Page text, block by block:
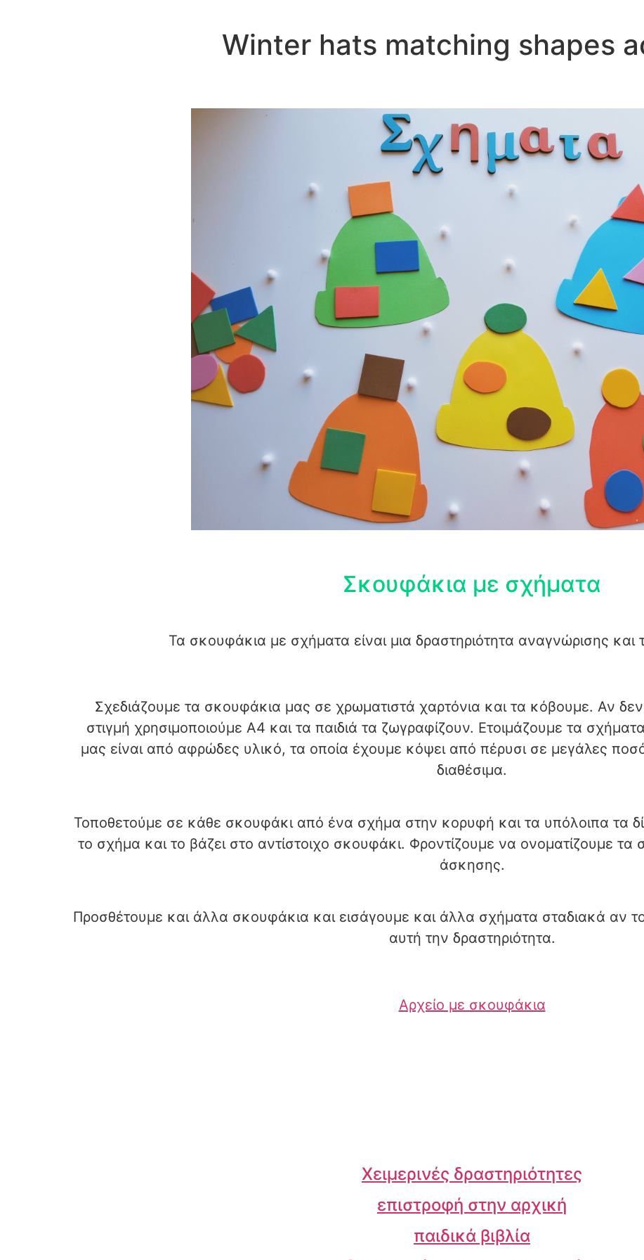
Winter hats matching shapes
Σκουφάκια με σχήματα
Τα σκουφάκια με σχήματα είναι μια δραστηριότητα αναγνώρισης και
Σχεδιάζουμε τα σκουφάκια μας σε χρωματιστά χαρτόνια και τα κόβουμε. Αν
στιγμή χρησιμοποιούμε Α4 και τα παιδιά τα ζωγραφίζουν. Ετοιμάζουμε τα
μας είναι από αφρώδες υλικό, τα οποία έχουμε κόψει από πέρυσι σε μεγάλες
διαθέσιμα.
Τοποθετούμε σε κάθε σκουφάκι από ένα σχήμα στην κορυφή και τα υπόλοιπα τα
το σχήμα και το βάζει στο αντίστοιχο σκουφάκι. Φροντίζουμε να ονοματίζουμε τα
άσκησης.
Προσθέτουμε και άλλα σκουφάκια και εισάγουμε και άλλα σχήματα σταδιακά αν το
αυτή την δραστηριότητα.
Αρχείο με σκουφάκια
Χειμερινές δραστηριότητες
επιστροφή στην αρχική
παιδικά βιβλία